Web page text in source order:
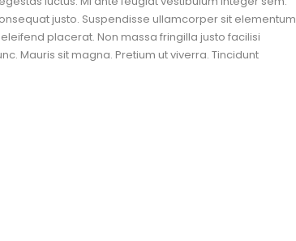
justo. Suspendisse ullamcorper sit elementum
placerat. Non massa fringilla justo facilisi
Mauris sit magna. Pretium ut viverra. Tincidunt